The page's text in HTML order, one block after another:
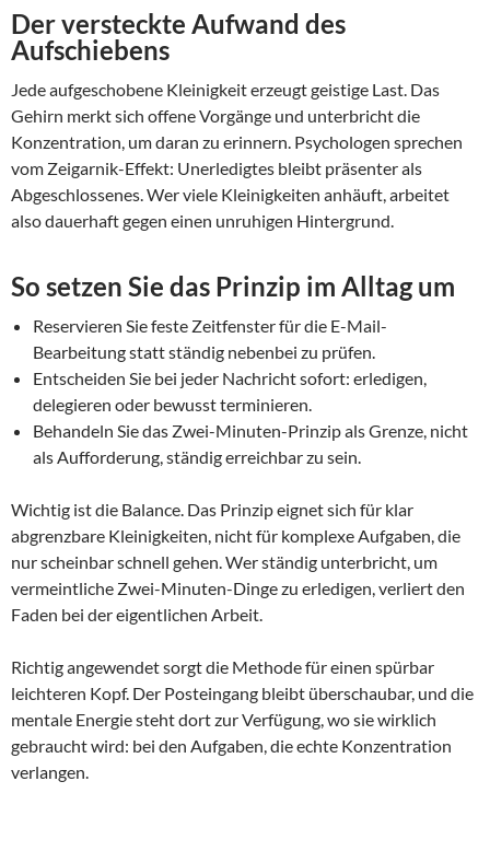
Der versteckte Aufwand des
Aufschiebens
Jede aufgeschobene Kleinigkeit erzeugt geistige Last. Das
Gehirn merkt sich offene Vorgänge und unterbricht die
Konzentration, um daran zu erinnern. Psychologen sprechen
vom Zeigarnik-Effekt: Unerledigtes bleibt präsenter als
Abgeschlossenes. Wer viele Kleinigkeiten anhäuft, arbeitet
also dauerhaft gegen einen unruhigen Hintergrund.
So setzen Sie das Prinzip im Alltag um
Reservieren Sie feste Zeitfenster für die E-Mail-
Bearbeitung statt ständig nebenbei zu prüfen.
Entscheiden Sie bei jeder Nachricht sofort: erledigen,
delegieren oder bewusst terminieren.
Behandeln Sie das Zwei-Minuten-Prinzip als Grenze, nicht
als Aufforderung, ständig erreichbar zu sein.
Wichtig ist die Balance. Das Prinzip eignet sich für klar
abgrenzbare Kleinigkeiten, nicht für komplexe Aufgaben, die
nur scheinbar schnell gehen. Wer ständig unterbricht, um
vermeintliche Zwei-Minuten-Dinge zu erledigen, verliert den
Faden bei der eigentlichen Arbeit.
Richtig angewendet sorgt die Methode für einen spürbar
leichteren Kopf. Der Posteingang bleibt überschaubar, und die
mentale Energie steht dort zur Verfügung, wo sie wirklich
gebraucht wird: bei den Aufgaben, die echte Konzentration
verlangen.